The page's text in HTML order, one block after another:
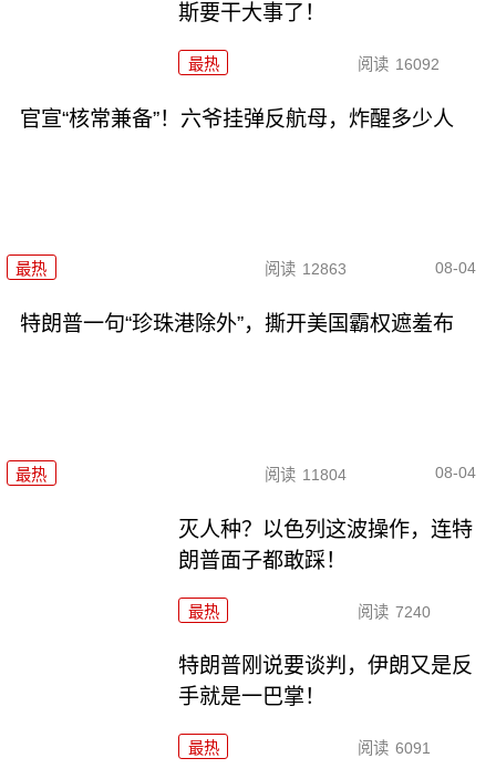
斯要干大事了！
最热 阅读 16092
官宣“核常兼备”！六爷挂弹反航母，炸醒多少人
最热 阅读 12863 08-04
特朗普一句“珍珠港除外”，撕开美国霸权遮羞布
最热 阅读 11804 08-04
灭人种？以色列这波操作，连特
朗普面子都敢踩！
最热 阅读 7240
特朗普刚说要谈判，伊朗又是反
手就是一巴掌！
最热 阅读 6091